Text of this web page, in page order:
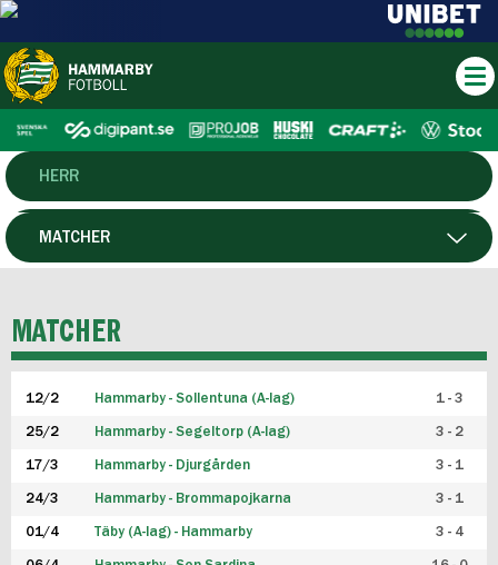
HERR
DAM
P19
F19
FUTSAL HERR
FUTSAL DAM
MATCHER
MATCHER
12/2 Hammarby - Sollentuna (A-lag) 1 - 3
25/2 Hammarby - Segeltorp (A-lag) 3 - 2
17/3 Hammarby - Djurgården 3 - 1
24/3 Hammarby - Brommapojkarna 3 - 1
01/4 Täby (A-lag) - Hammarby 3 - 4